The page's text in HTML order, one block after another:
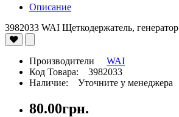
Описание
3982033 WAI Щеткодержатель, генератор
Производители WAI
Код Товара: 3982033
Наличие: Уточните у менеджера
80.00грн.